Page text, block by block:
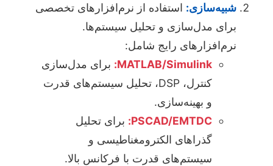
شبیه‌سازی: استفاده از نرم‌افزارهای تخصصی
برای مدل‌سازی و تحلیل سیستم‌ها.
نرم‌افزارهای رایج شامل:
MATLAB/Simulink: برای مدل‌سازی
کنترل، DSP، تحلیل سیستم‌های قدرت
و بهینه‌سازی.
PSCAD/EMTDC: برای تحلیل
گذراهای الکترومغناطیسی و
سیستم‌های قدرت با فرکانس بالا.